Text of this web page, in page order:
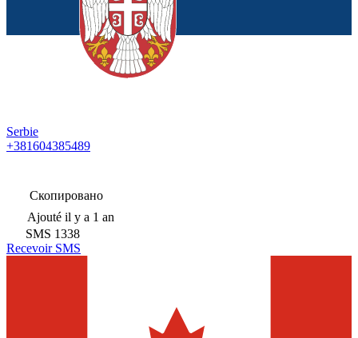
Serbie
+381604385489
Скопировано
Ajouté il y a 1 an
SMS 1338
Recevoir SMS